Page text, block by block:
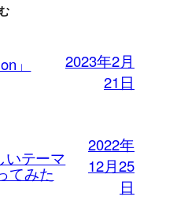
」
2023年2月
21日
いテーマ
てみた
2022年
12月25
日